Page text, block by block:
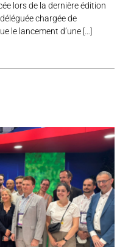
lors de la dernière édition
chargée de
le lancement d’une […]